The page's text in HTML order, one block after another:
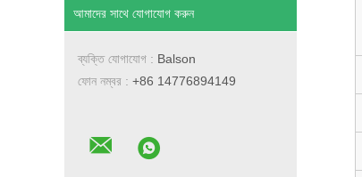
আমাদের সাথে যোগাযোগ করুন
ব্যক্তি যোগাযোগ : Balson
ফোন নম্বর : +86 14776894149